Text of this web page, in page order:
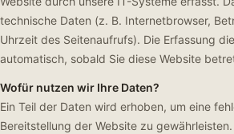
technische Daten (z. B. Internetbrowser,
Uhrzeit des Seitenaufrufs). Die Erfassung
automatisch, sobald Sie diese Website
Wofür nutzen wir Ihre Daten?
Ein Teil der Daten wird erhoben, um eine
Bereitstellung der Website zu